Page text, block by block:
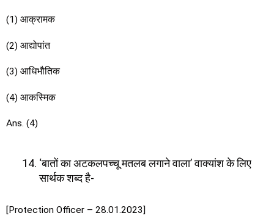
(1) आक्रामक
(2) आद्योपांत
(3) आधिभौतिक
(4) आकस्मिक
Ans. (4)
‘बातों का अटकलपच्चू मतलब लगाने वाला’ वाक्यांश के लिए
सार्थक शब्द है-
[Protection Officer – 28.01.2023]